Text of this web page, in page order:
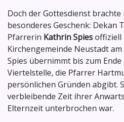
Doch der Gottesdienst brachte
besonderes Geschenk: Dekan
Pfarrerin Kathrin Spiesoffiziell
Kirchengemeinde Neustadt
Spies übernimmt bis zum Ende
Viertelstelle, die Pfarrer
persönlichen Gründen abgibt.
verbleibende Zeit ihrer
Elternzeit unterbrochen war.